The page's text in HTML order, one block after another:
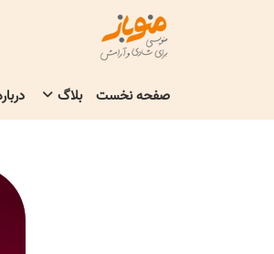
صفحه نخست بلاگ